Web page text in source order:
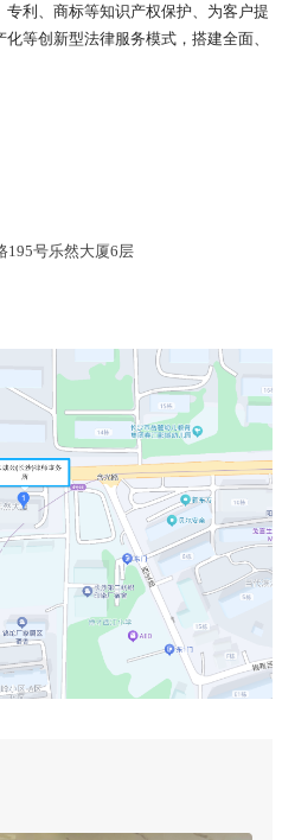
利、商标等知识产权保护、为客户提
等创新型法律服务模式，搭建全面、
195号乐然大厦6层